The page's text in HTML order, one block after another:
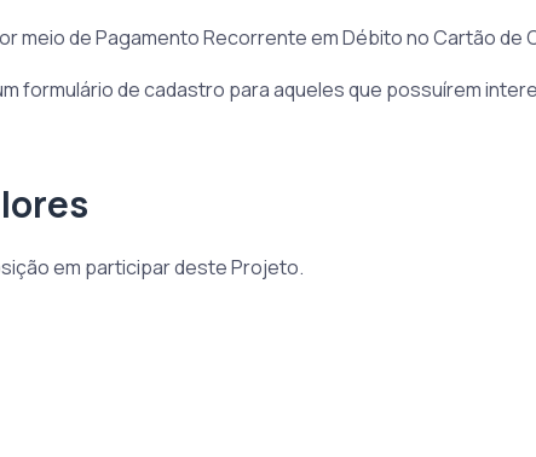
meio de Pagamento Recorrente em Débito no Cartão de
formulário de cadastro para aqueles que possuírem
em participar deste Projeto.